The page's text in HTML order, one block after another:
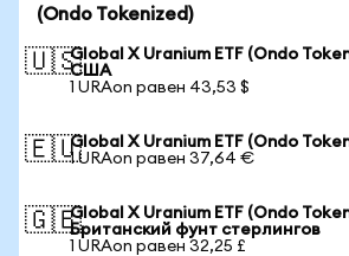
(Ondo Tokenized)
🇺🇸Global X Uranium ETF (Ondo
США
1 URAon равен 43,53 $
🇪🇺Global X Uranium ETF (Ondo
1 URAon равен 37,64 €
🇬🇧Global X Uranium ETF (Ondo
Британский фунт стерлингов
1 URAon равен 32,25 £